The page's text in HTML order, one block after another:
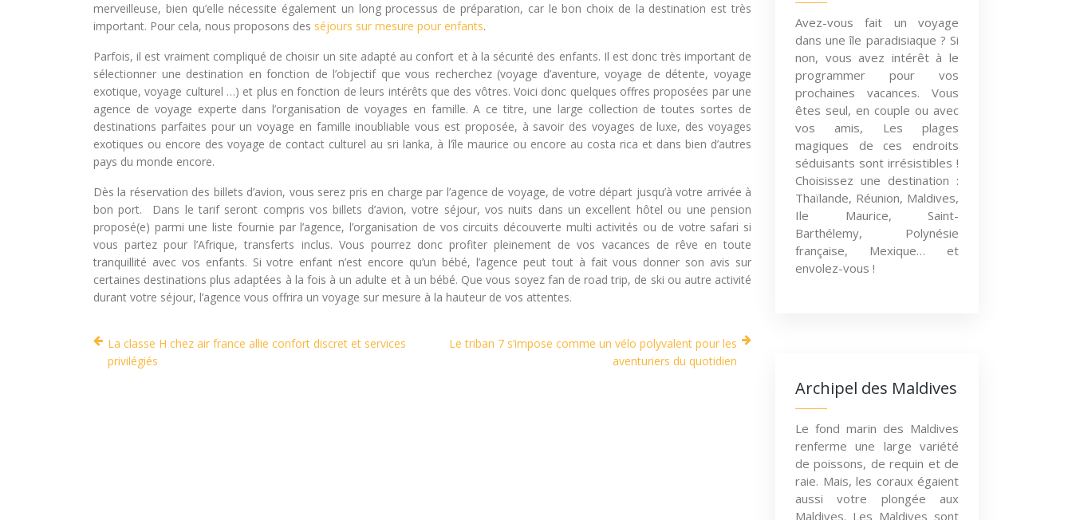
merveilleuse, bien qu’elle nécessite également un long processus de préparation, car le bon choix de la destination est très
important. Pour cela, nous proposons des séjours sur mesure pour enfants.
Parfois, il est vraiment compliqué de choisir un site adapté au confort et à la sécurité des enfants. Il est donc très important de
sélectionner une destination en fonction de l’objectif que vous recherchez (voyage d’aventure, voyage de détente, voyage
exotique, voyage culturel …) et plus en fonction de leurs intérêts que des vôtres. Voici donc quelques offres proposées par une
agence de voyage experte dans l’organisation de voyages en famille. A ce titre, une large collection de toutes sortes de
destinations parfaites pour un voyage en famille inoubliable vous est proposée, à savoir des voyages de luxe, des voyages
exotiques ou encore des voyage de contact culturel au sri lanka, à l’île maurice ou encore au costa rica et dans bien d’autres
pays du monde encore.
Dès la réservation des billets d’avion, vous serez pris en charge par l’agence de voyage, de votre départ jusqu’à votre arrivée à
bon port. Dans le tarif seront compris vos billets d’avion, votre séjour, vos nuits dans un excellent hôtel ou une pension
proposé(e) parmi une liste fournie par l’agence, l’organisation de vos circuits découverte multi activités ou de votre safari si
vous partez pour l’Afrique, transferts inclus. Vous pourrez donc profiter pleinement de vos vacances de rêve en toute
tranquillité avec vos enfants. Si votre enfant n’est encore qu’un bébé, l’agence peut tout à fait vous donner son avis sur
certaines destinations plus adaptées à la fois à un adulte et à un bébé. Que vous soyez fan de road trip, de ski ou autre activité
durant votre séjour, l’agence vous offrira un voyage sur mesure à la hauteur de vos attentes.
La classe H chez air france allie confort discret et services
privilégiés
Le triban 7 s’impose comme un vélo polyvalent pour les
aventuriers du quotidien
Avez-vous fait un voyage
dans une île paradisiaque ? Si
non, vous avez intérêt à le
programmer pour vos
prochaines vacances. Vous
êtes seul, en couple ou avec
vos amis, Les plages
magiques de ces endroits
séduisants sont irrésistibles !
Choisissez une destination :
Thaïlande, Réunion, Maldives,
Ile Maurice, Saint-
Barthélemy, Polynésie
française, Mexique… et
envolez-vous !
Archipel des Maldives
Le fond marin des Maldives
renferme une large variété
de poissons, de requin et de
raie. Mais, les coraux égaient
aussi votre plongée aux
Maldives. Les Maldives sont